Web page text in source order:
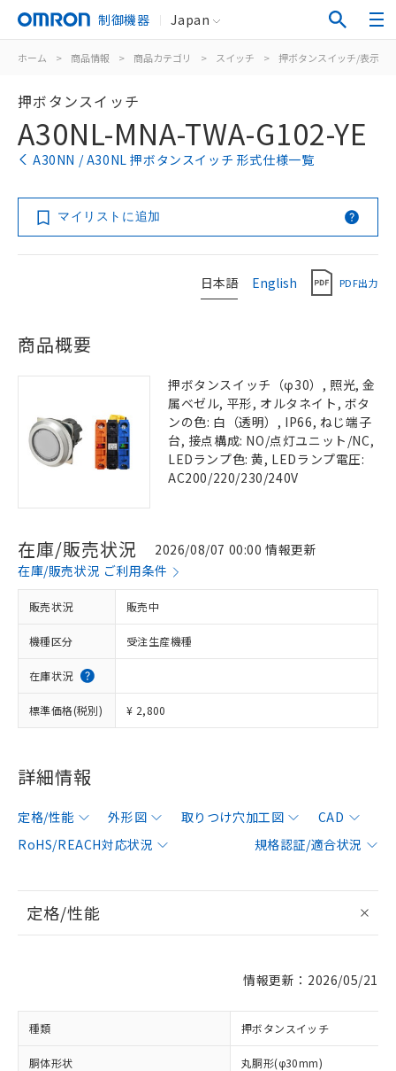
制御機器 Japan
ホーム > 商品情報 > 商品カテゴリ > スイッチ > 押ボタンスイッチ/表示灯
押ボタンスイッチ
A30NL-MNA-TWA-G102-YE
A30NN / A30NL 押ボタンスイッチ 形式仕様一覧
マイリストに追加
日本語 English PDF出力
商品概要
押ボタンスイッチ（φ30）, 照光, 金
属ベゼル, 平形, オルタネイト, ボタ
ンの色: 白（透明）, IP66, ねじ端子
台, 接点構成: NO/点灯ユニット/NC,
LEDランプ色: 黄, LEDランプ電圧:
AC200/220/230/240V
在庫/販売状況
2026/08/07 00:00 情報更新
在庫/販売状況 ご利用条件
販売状況 販売中
機種区分 受注生産機種
在庫状況
標準価格(税別) ¥ 2,800
詳細情報
定格/性能 外形図 取りつけ穴加工図
CAD
RoHS/REACH対応状況
規格認証/適合状況
定格/性能
情報更新：2026/05/21
種類 押ボタンスイッチ
胴体形状 丸胴形(φ30mm)